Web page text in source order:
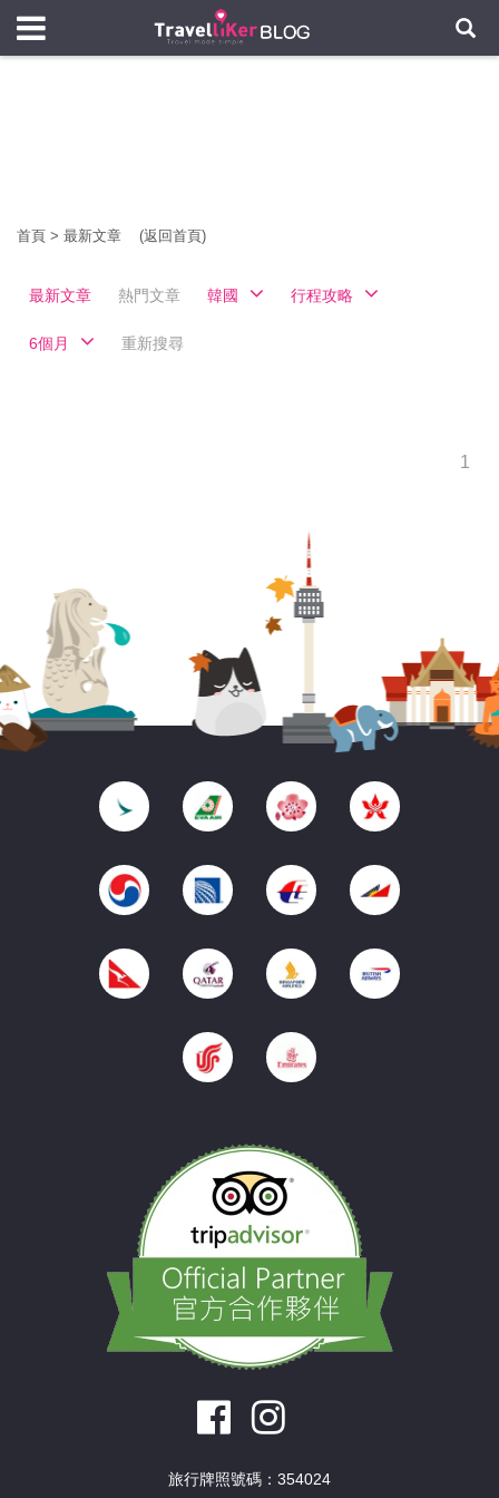
首頁 > 最新文章 (返回首頁)
最新文章 熱門文章 韓國 行程攻略
6個月 重新搜尋
1
旅行牌照號碼：354024